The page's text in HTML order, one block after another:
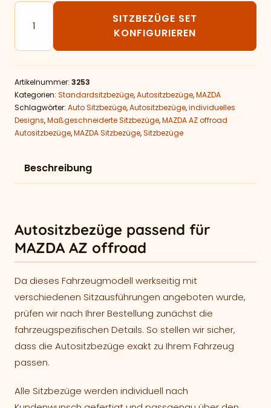
Autositzbezüge passend für MAZDA AZ offroad Menge
SITZBEZÜGE SET
KONFIGURIEREN
Artikelnummer: 3253
Kategorien: Standardsitzbezüge,Autositzbezüge,MAZDA
Schlagwörter: Auto Sitzbezüge,Autositzbezüge,individuelles
Designs,Maßgeschneiderte Sitzbezüge,MAZDA AZ offroad
Autositzbezüge,MAZDA Sitzbezüge,Sitzbezüge
Beschreibung
Autositzbezüge passend für
MAZDA AZ offroad
Da dieses Fahrzeugmodell werkseitig mit
verschiedenen Sitzausführungen angeboten wurde,
prüfen wir nach Ihrer Bestellung zunächst die
fahrzeugspezifischen Details. So stellen wir sicher,
dass die Autositzbezüge exakt zu Ihrem Fahrzeug
passen.
Alle Sitzbezüge werden individuell nach